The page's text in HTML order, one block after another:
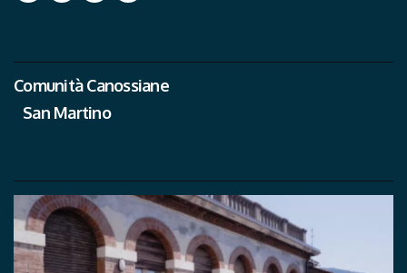
Comunità Canossiane
San Martino